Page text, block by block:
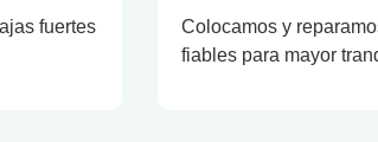
fuertes
Colocamos y
fiables para mayor